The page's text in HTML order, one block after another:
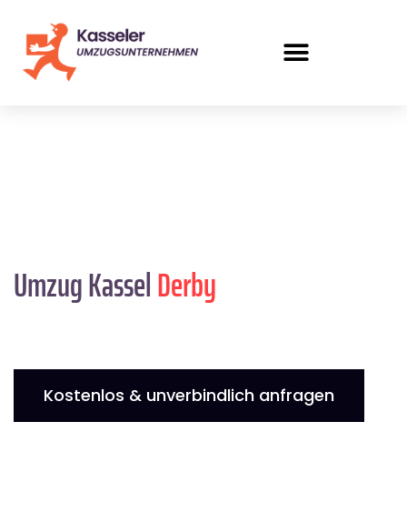
Umzug KasselDerby
Kostenlos & unverbindlich anfragen